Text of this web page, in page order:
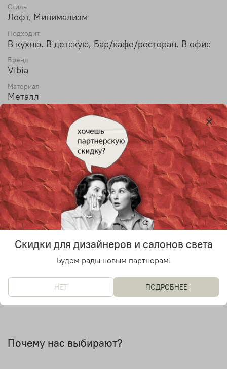
Стиль
Лофт, Минимализм
Подходит
В кухню, В детскую, Бар/кафе/ресторан, В офис
Бренд
Vibia
Материал
Металл
Диаметр
16 см
Max высота
150 см
Тип лампы
LED
Лампочки в комплекте
Уточняйте у менеджера
Количество источников света
2
Дизайнер
Lievore, Altherr и Molina
Почему нас выбирают?
Скидки для дизайнеров и салонов света
Будем рады новым партнерам!
НЕТ ПОДРОБНЕЕ